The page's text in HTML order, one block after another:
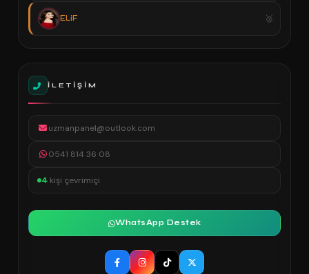
ELiF
İLETIŞIM
uzmanpanel@outlook.com
0541 814 36 08
4 kişi çevrimiçi
WhatsApp Destek